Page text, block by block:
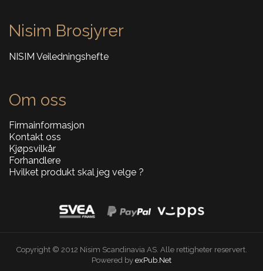
Nisim Brosjyrer
NISIM Veiledningshefte
Om oss
Firmainformasjon
Kontakt oss
Kjøpsvilkår
Forhandlere
Hvilket produkt skal jeg velge ?
Copyright © 2012 Nisim Scandinavia AS. Alle rettigheter reservert.
Powered by exPub.Net